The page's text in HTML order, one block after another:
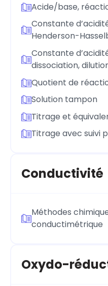
Acide/base,
Constante
Henderson-
Constante
dissociation,
Quotient de
Solution tampon
Titrage et
Titrage avec suivi
Conductivité
Méthodes
conductimétrique
Oxydo-